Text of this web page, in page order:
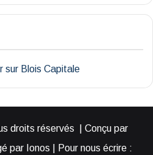
droits réservés | Conçu par
par Ionos | Pour nous écrire :